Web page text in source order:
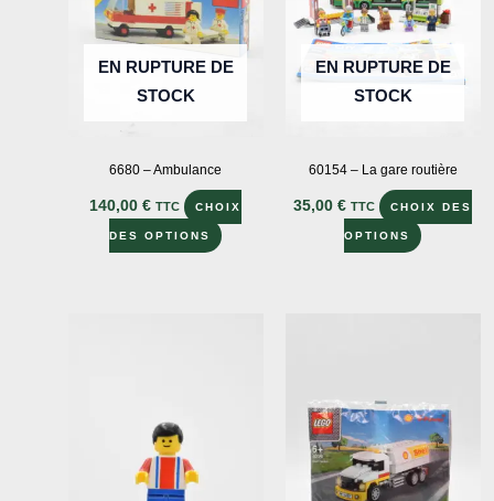
EN RUPTURE DE
STOCK
6680 – Ambulance
140,00€ TTC CHOIX
DES OPTIONS
Ce
EN RUPTURE DE
STOCK
60154 – La gare routière
35,00€ TTC CHOIX DES
OPTIONS
Ce
options
peuvent
être
choisies